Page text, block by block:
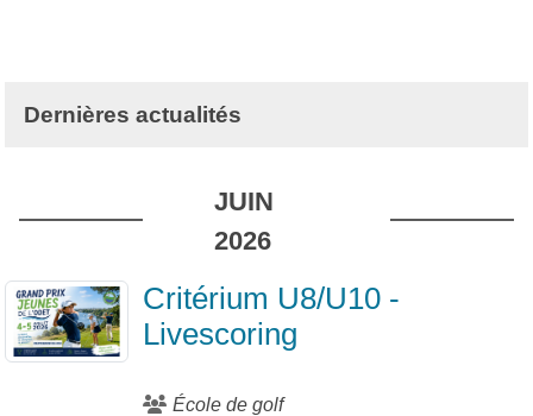
Dernières actualités
JUIN
2026
Critérium U8/U10 -
Livescoring
École de golf